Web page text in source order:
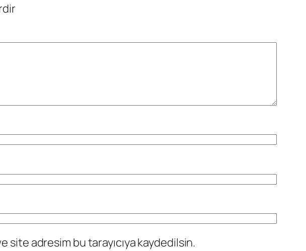
site adresim bu tarayıcıya kaydedilsin.